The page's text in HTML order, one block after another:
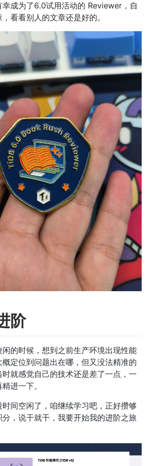
成为了6.0试用活动的 Reviewer，自
看看别人的文章还是好的。
阶
的时候，想到之前生产环境出现性能
定位到问题出在哪，但又没法精准的
就感觉自己的技术还是差了一点，一
进一下。
时间空闲了，咱继续学习吧，正好攒够
，说干就干，我要开始我的进阶之旅